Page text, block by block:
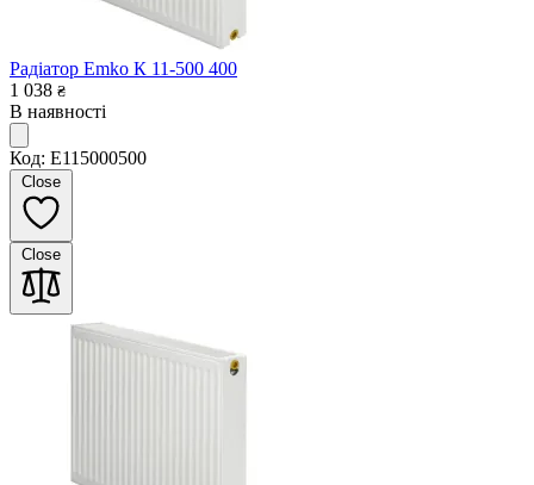
Радіатор Emko К 11-500 400
1 038 ₴
В наявності
Код: E115000500
Close
Close